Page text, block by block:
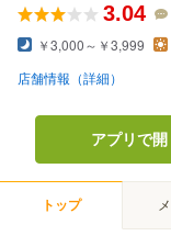
3.04
￥3,000～￥3,999
店舗情報（詳細）
アプリで開
トップ